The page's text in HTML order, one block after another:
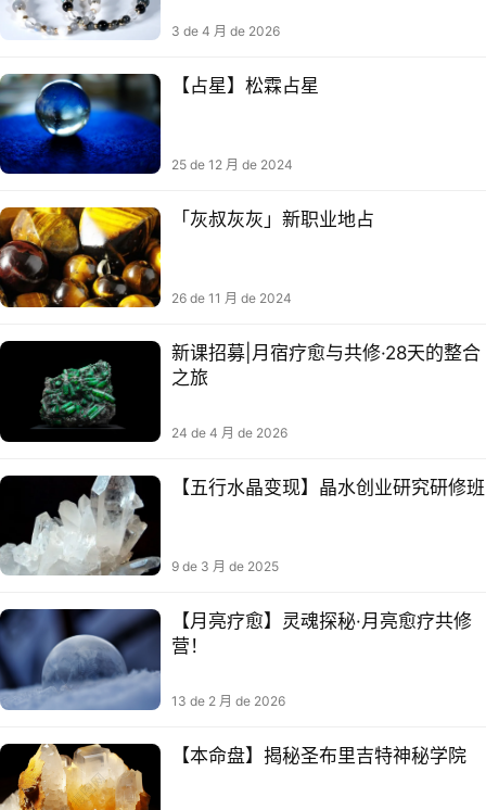
3 de 4 月 de 2026
【占星】松霖占星
25 de 12 月 de 2024
「灰叔灰灰」新职业地占
26 de 11 月 de 2024
新课招募|月宿疗愈与共修·28天的整合
之旅
24 de 4 月 de 2026
【五‬行水晶变现】晶水‬创业研究研修班
9 de 3 月 de 2025
【月亮疗愈】灵魂探秘·月亮愈疗‬共修
营！
13 de 2 月 de 2026
【本命盘】揭秘圣‮里布‬吉特神秘‮院学